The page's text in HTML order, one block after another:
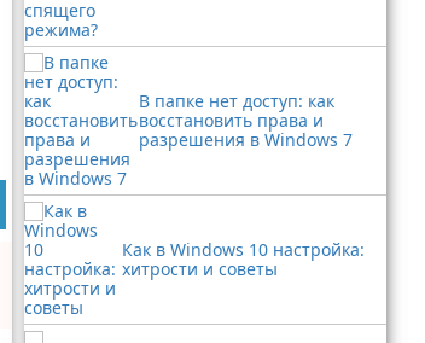
В папке нет доступ: как
восстановить права и
разрешения в Windows 7
Как в Windows 10 настройка:
хитрости и советы